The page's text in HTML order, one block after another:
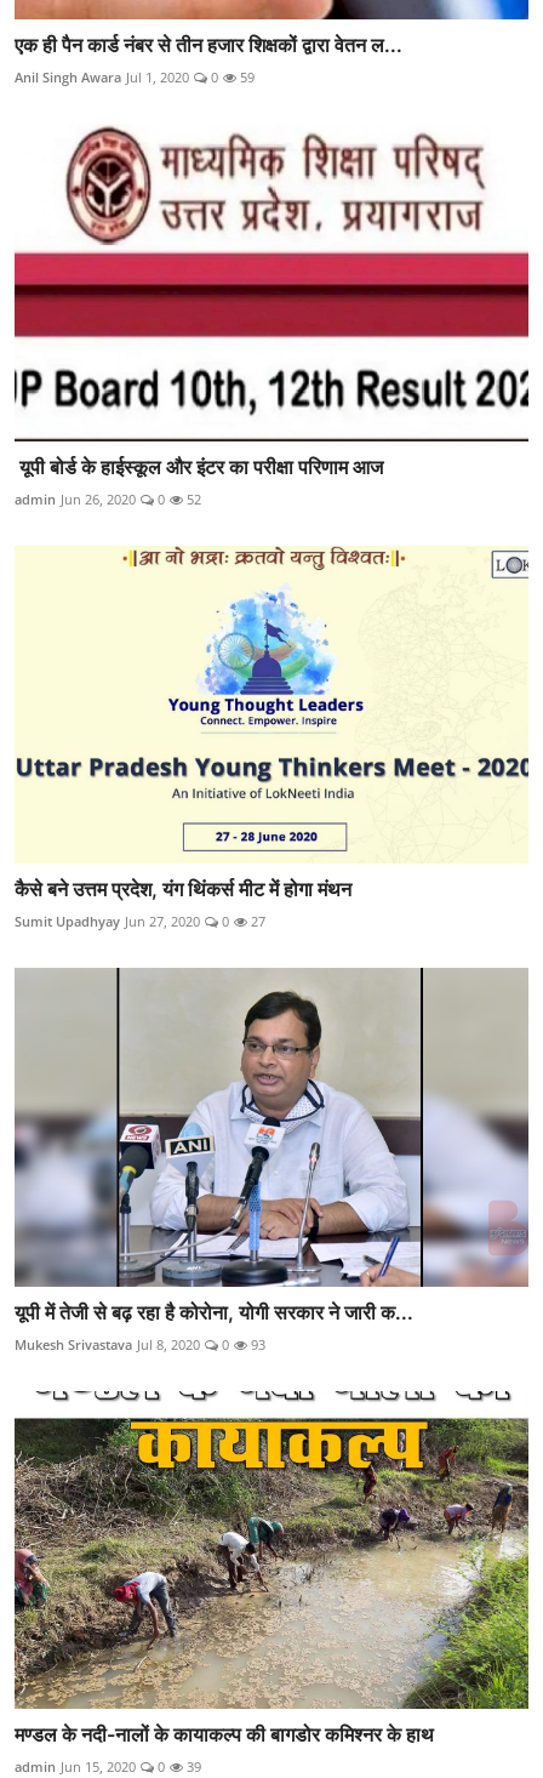
एक ही पैन कार्ड नंबर से तीन हजार शिक्षकों द्वारा वेतन ल...
Anil Singh Awara Jul 1, 2020 0 59
यूपी बोर्ड के हाईस्कूल और इंटर का परीक्षा परिणाम आज
admin Jun 26, 2020 0 52
कैसे बने उत्तम प्रदेश, यंग थिंकर्स मीट में होगा मंथन
Sumit Upadhyay Jun 27, 2020 0 27
यूपी में तेजी से बढ़ रहा है कोरोना, योगी सरकार ने जारी क...
Mukesh Srivastava Jul 8, 2020 0 93
मण्डल के नदी-नालों के कायाकल्प की बागडोर कमिश्नर के हाथ
admin Jun 15, 2020 0 39